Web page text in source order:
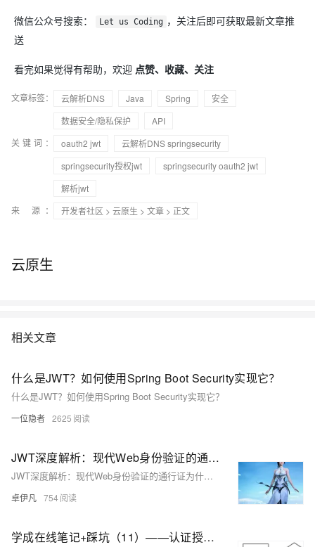
微信公众号搜索： Let us Coding ，关注后即可获取最新文章推
送
看完如果觉得有帮助，欢迎 点赞、收藏、关注
文章标签： 云解析DNS Java Spring
安全
数据安全/隐私保护
API
关键词：
oauth2 jwt
云解析DNS springsecurity
springsecurity授权jwt
springsecurity oauth2 jwt
解析jwt
来 源：
开发者社区 > 云原生 > 文章 > 正文
云原生
相关文章
什么是JWT？如何使用Spring Boot Security实现它？
什么是JWT？如何使用Spring Boot Security实现它？
一位隐者 2625
JWT深度解析：现代Web身份验证的通行证为什么现在都是JWT为什么要restful-优雅草卓伊凡
JWT深度解析：现代Web身份验证的通行证为什么现在都是JWT为什么要restful-优雅草卓伊凡
卓伊凡 754
学成在线笔记+踩坑（11）——认证授权介绍、网关认证，SpringSecurity+JWT+OAuth2